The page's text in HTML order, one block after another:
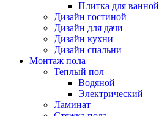
Плитка для ванной
Дизайн гостиной
Дизайн для дачи
Дизайн кухни
Дизайн спальни
Монтаж пола
Теплый пол
Водяной
Электрический
Ламинат